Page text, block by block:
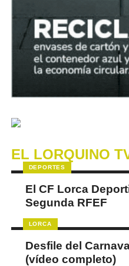
EL LORQUINO
DEPORTES
El CF Lorca
Segunda RFEF
LORCA
Desfile del
(vídeo completo)